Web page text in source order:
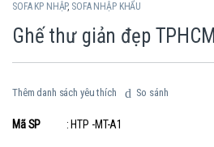
SOFA KP NHẬP, SOFA NHẬP KHẨU
Ghế thư giản đẹp TPHCM
Thêm danh sách yêu thích So sánh
Mã SP : HTP -MT-A1